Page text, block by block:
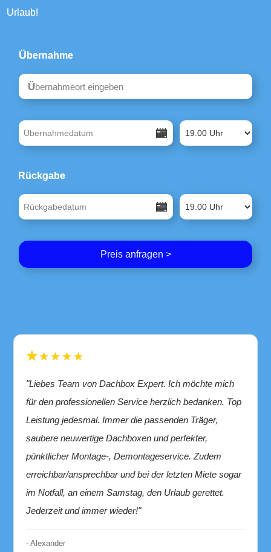
Urlaub!
Übernahme
Rückgabe
Preis anfragen >
★★★★★
"Liebes Team von Dachbox Expert. Ich möchte mich
für den professionellen Service herzlich bedanken. Top
Leistung jedesmal. Immer die passenden Träger,
saubere neuwertige Dachboxen und perfekter,
pünktlicher Montage-, Demontageservice. Zudem
erreichbar/ansprechbar und bei der letzten Miete sogar
im Notfall, an einem Samstag, den Urlaub gerettet.
Jederzeit und immer wieder!"
- Alexander